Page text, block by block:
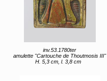
inv.53.1780ter
amulette "Cartouche de Thoutmosis III"
H. 5,3 cm, l. 3,8 cm